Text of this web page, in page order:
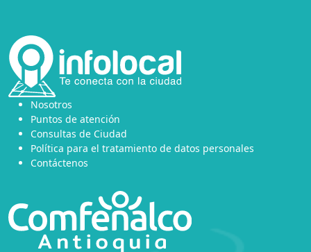
Nosotros
Puntos de atención
Consultas de Ciudad
Política para el tratamiento de datos personales
Contáctenos